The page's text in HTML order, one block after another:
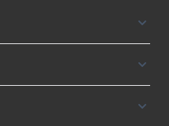
punten
van brede
van
( 1 x dichte